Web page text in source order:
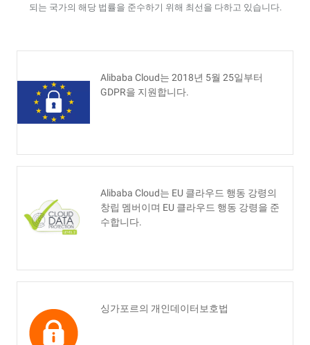
되는 국가의 해당 법률을 준수하기 위해 최선을 다하고 있습니다.
Alibaba Cloud는 2018년 5월 25일부터
GDPR을 지원합니다.
Alibaba Cloud는 EU 클라우드 행동 강령의
창립 멤버이며 EU 클라우드 행동 강령을 준
수합니다.
싱가포르의 개인데이터보호법